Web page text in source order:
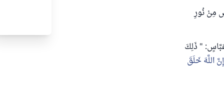
مِنْ نُورِ
عَبَّاسٍ: " ذَلِكَ
إِنَّ اللَّهَ خَلَقَ